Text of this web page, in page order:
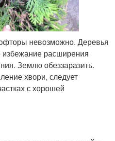
невозможно. Деревья
избежание расширения
Землю обеззаразить.
хвори, следует
с хорошей